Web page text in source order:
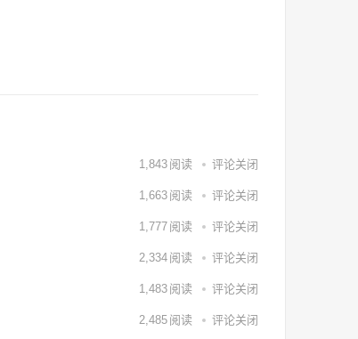
1,843 阅读 评论关闭
1,663 阅读 评论关闭
1,777 阅读 评论关闭
2,334 阅读 评论关闭
1,483 阅读 评论关闭
2,485 阅读 评论关闭